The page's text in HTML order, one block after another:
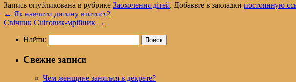
Запись опубликована в рубрике Заохочення дітей. Добавьте в закладки постоянную
← Як навчити дитину вчитися?
Свічник Сніговик-мрійник →
Найти:
Свежие записи
Чем женщине заняться в декрете?